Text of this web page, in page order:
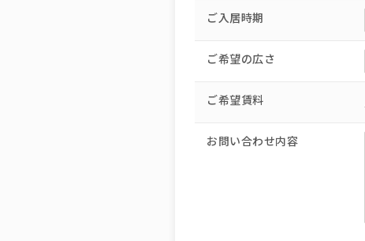
ご入居時期
ご希望の広さ
ご希望賃料
お問い合わせ内容